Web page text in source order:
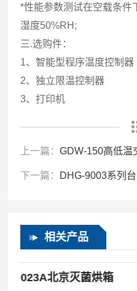
*性能参数测试在空载条
湿度50%RH;
三.选购件：
1、智能型程序温度控制器
2、独立限温控制器
3、打印机
上一篇：GDW-150高低温
下一篇： DHG-9003系列
相关产品
GRX-